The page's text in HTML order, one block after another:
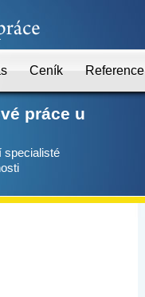
Ceník Reference
práce u